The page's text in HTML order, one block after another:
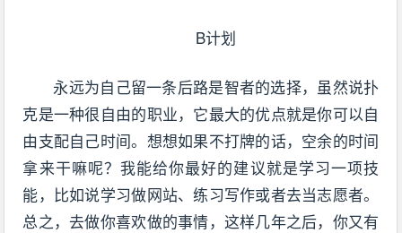
B计划
永远为自己留一条后路是智者的选择，虽然说扑
克是一种很自由的职业，它最大的优点就是你可以自
由支配自己时间。想想如果不打牌的话，空余的时间
拿来干嘛呢？我能给你最好的建议就是学习一项技
能，比如说学习做网站、练习写作或者去当志愿者。
总之，去做你喜欢做的事情，这样几年之后，你又有